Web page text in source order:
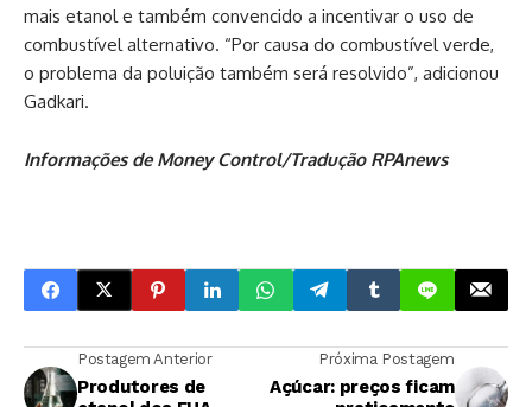
mais etanol e também convencido a incentivar o uso de
combustível alternativo. “Por causa do combustível verde,
o problema da poluição também será resolvido”, adicionou
Gadkari.
Informações de Money Control/Tradução RPAnews
Postagem Anterior
Produtores de
Próxima Postagem
Açúcar: preços ficam